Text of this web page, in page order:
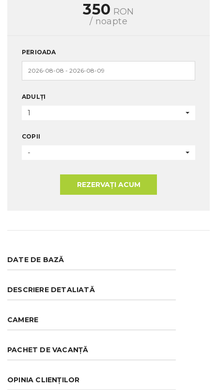
350 RON
/ noapte
PERIOADA
ADULȚI
1
COPII
-
REZERVAȚI ACUM
DATE DE BAZĂ
DESCRIERE DETALIATĂ
CAMERE
PACHET DE VACANȚĂ
OPINIA CLIENȚILOR